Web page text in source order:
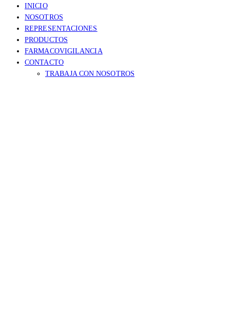
INICIO
NOSOTROS
REPRESENTACIONES
PRODUCTOS
FARMACOVIGILANCIA
CONTACTO
TRABAJA CON NOSOTROS